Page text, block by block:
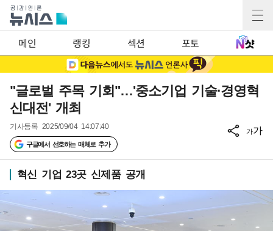
메인 랭킹 섹션 포토
"글로벌 주목 기회"…'중소기업 기술·경영혁
신대전' 개최
기사등록 2025/09/04 14:07:40
구글에서 선호하는 매체로 추가
가가
혁신 기업 23곳 신제품 공개